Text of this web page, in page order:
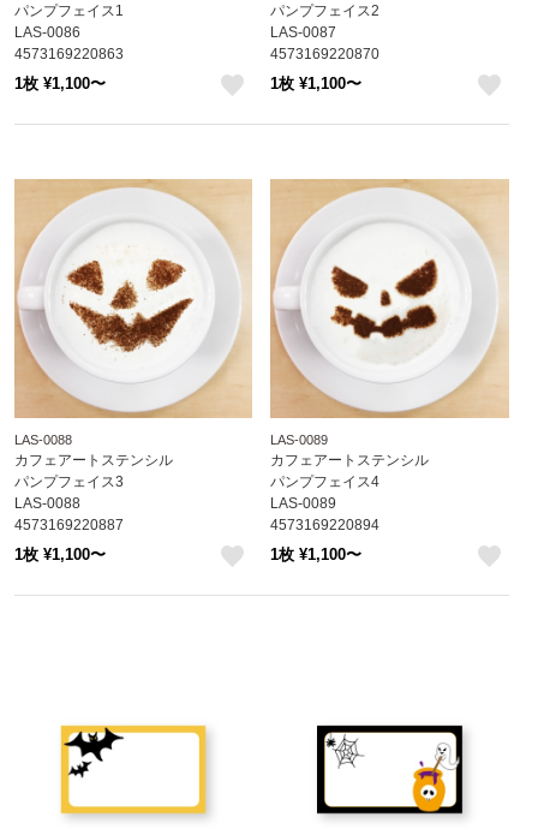
パンプフェイス1
LAS-0086
4573169220863
1枚 ¥1,100〜
パンプフェイス2
LAS-0087
4573169220870
1枚 ¥1,100〜
LAS-0088
カフェアートステンシル
パンプフェイス3
LAS-0088
4573169220887
1枚 ¥1,100〜
LAS-0089
カフェアートステンシル
パンプフェイス4
LAS-0089
4573169220894
1枚 ¥1,100〜